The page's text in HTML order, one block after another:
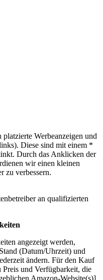
Werbeanzeigen und
Diese sind mit einem *
Durch das Anklicken der
wir einen kleinen
zu verbessern.
an qualifizierten
angezeigt werden,
(Datum/Uhrzeit) und
ändern. Für den Kauf
Preis und Verfügbarkeit, die
Amazon-Website(s)]